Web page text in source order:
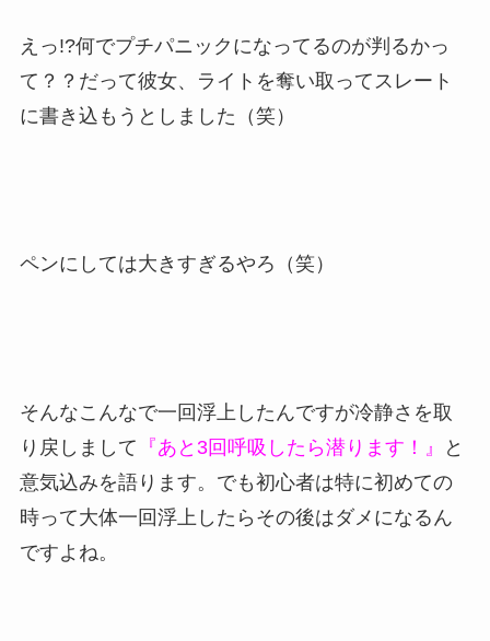
えっ!?何でプチパニックになってるのが判るかっ
て？？だって彼女、ライトを奪い取ってスレート
に書き込もうとしました（笑）
ペンにしては大きすぎるやろ（笑）
そんなこんなで一回浮上したんですが冷静さを取
り戻しまして 『あと3回呼吸したら潜ります！』
と
意気込みを語ります。でも初心者は特に初めての
時って大体一回浮上したらその後はダメになるん
ですよね。